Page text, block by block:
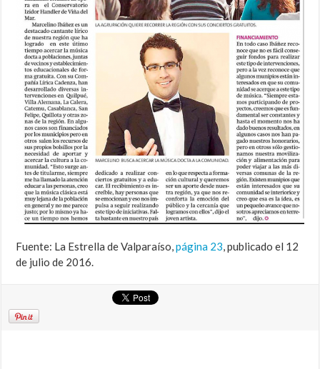
Fuente: La Estrella de Valparaíso,página 23, publicado el 12
de julio de 2016.